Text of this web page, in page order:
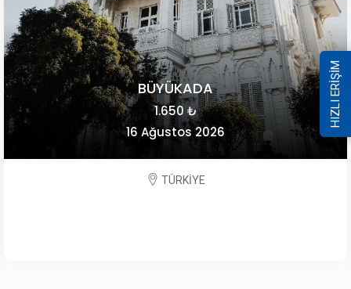
BÜYÜKADA
1.650 ₺
16 Ağustos 2026
TÜRKİYE
HIZLI ERİŞİM